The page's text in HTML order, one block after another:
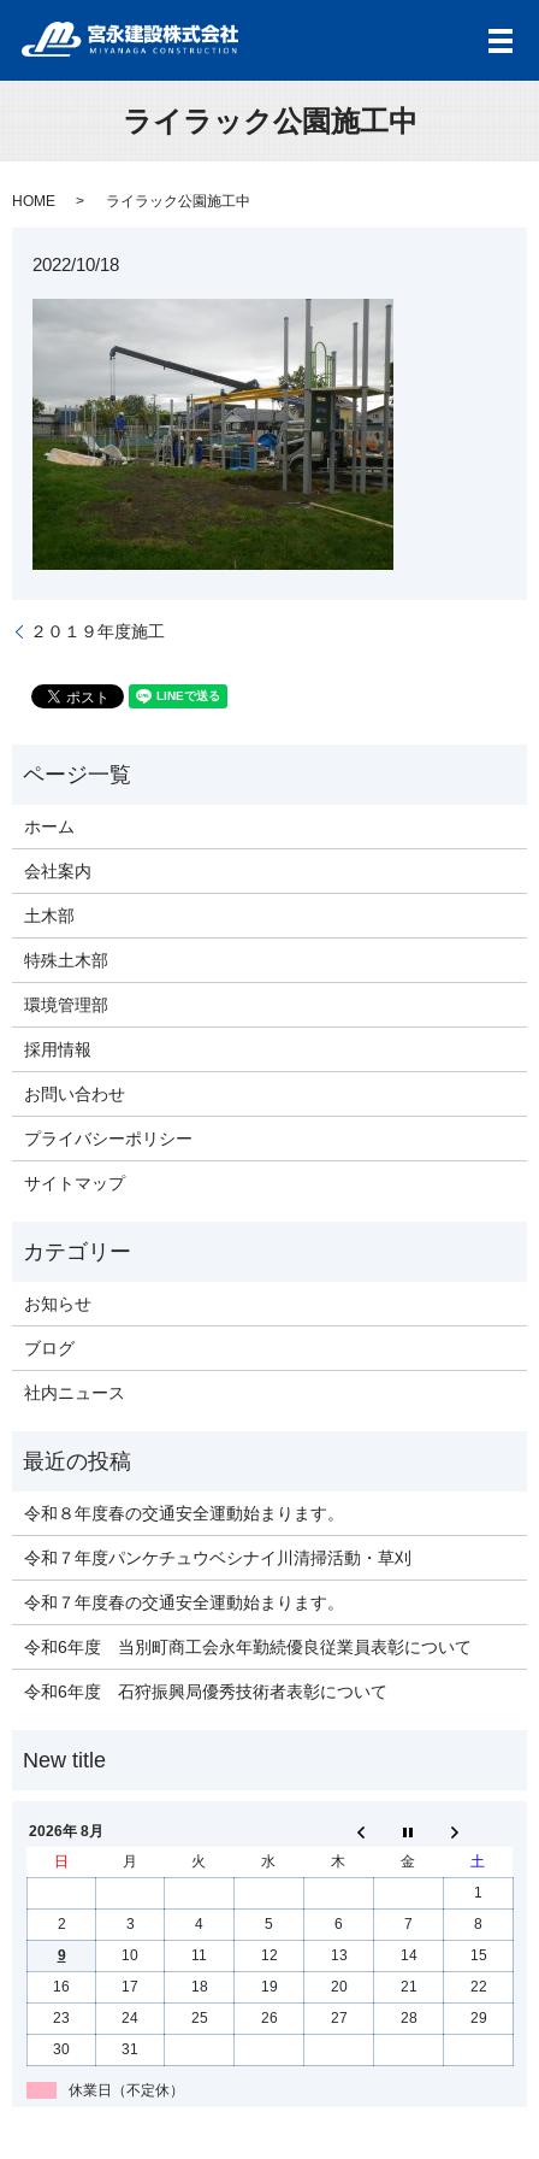
メ
ライラック公園施工中
HOME ライラック公園施工中
2022/10/18
２０１９年度施工
ホーム
会社案内
土木部
特殊土木部
環境管理部
採用情報
お問い合わせ
プライバシーポリシー
サイトマップ
お知らせ
ブログ
社内ニュース
令和８年度春の交通安全運動始まります。
令和７年度パンケチュウベシナイ川清掃活動・草刈
令和７年度春の交通安全運動始まります。
令和6年度 当別町商工会永年勤続優良従業員表彰について
令和6年度 石狩振興局優秀技術者表彰について
2026年 8月
日
月 火 水 木 金
土
1
2
3 4 5 6 7
8
9
10 11 12 13 14
15
16
17 18 19 20 21
22
23
24 25 26 27 28
29
30
31
休業日（不定休）